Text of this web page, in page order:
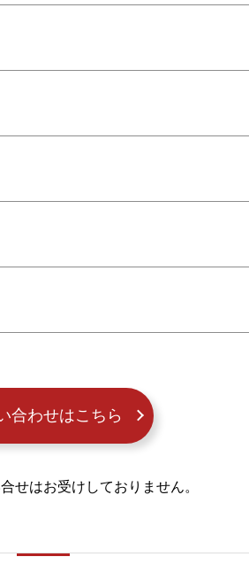
合わせはこちら
せはお受けしておりません。